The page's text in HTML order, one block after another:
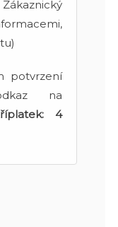
potvrzení
na
4